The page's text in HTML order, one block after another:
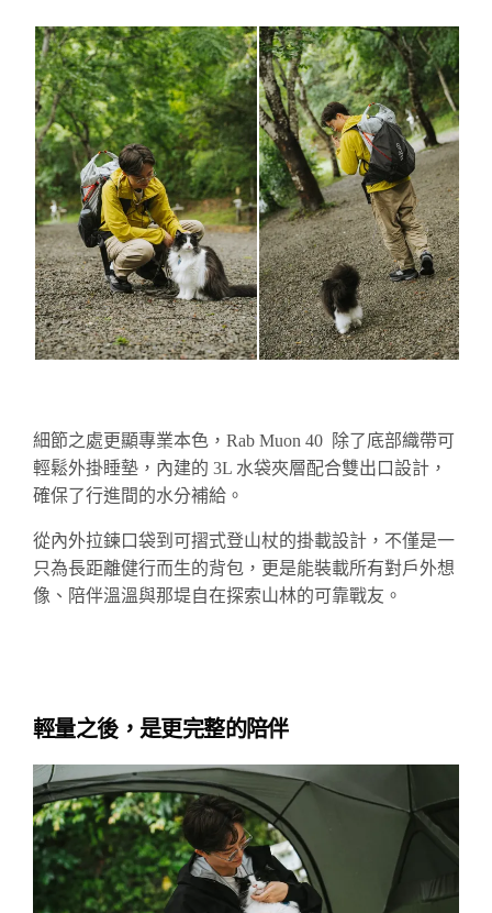
細節之處更顯專業本色，Rab Muon 40 除了底部織帶可
輕鬆外掛睡墊，內建的 3L 水袋夾層配合雙出口設計，
確保了行進間的水分補給。
從內外拉鍊口袋到可摺式登山杖的掛載設計，不僅是一
只為長距離健行而生的背包，更是能裝載所有對戶外想
像、陪伴溫溫與那堤自在探索山林的可靠戰友。
輕量之後，是更完整的陪伴